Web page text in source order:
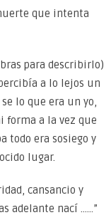
que intenta
para describirlo)
a lo lejos un
lo que era un yo,
forma a la vez que
todo era sosiego y
lugar.
cansancio y
adelante nací ……”